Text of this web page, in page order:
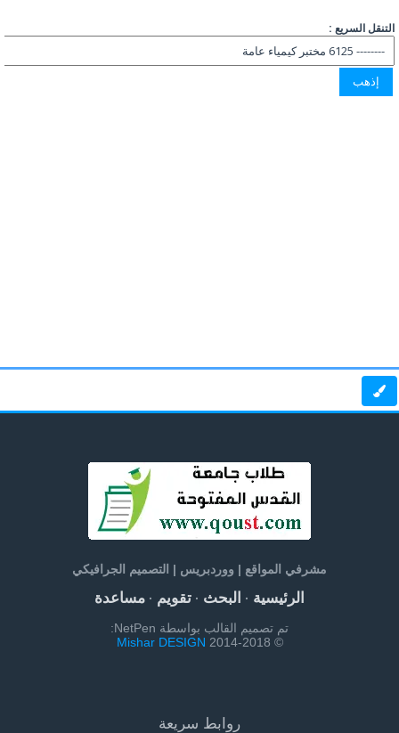
التنقل السريع :
مشرفي المواقع | ووردبريس | التصميم الجرافيكي
الرئيسية· البحث· تقويم· مساعدة
تم تصميم القالب بواسطة NetPen:
© 2014-2018
Mishar DESIGN
روابط سريعة